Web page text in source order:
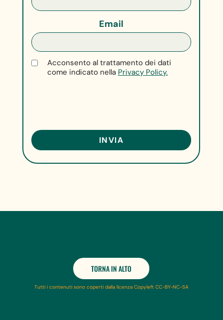
Email
Acconsento al trattamento dei dati
come indicato nella Privacy Policy.
TORNA IN ALTO
Tutti i contenuti sono coperti dalla licenza Copyleft CC-BY-NC-SA